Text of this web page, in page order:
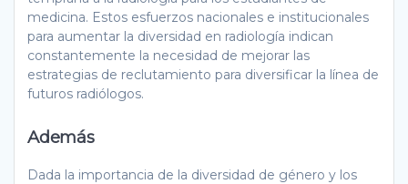
medicina. Estos esfuerzos nacionales e institucionales
para aumentar la diversidad en radiología indican
constantemente la necesidad de mejorar las
estrategias de reclutamiento para diversificar la línea de
futuros radiólogos.
Además
Dada la importancia de la diversidad de género y los